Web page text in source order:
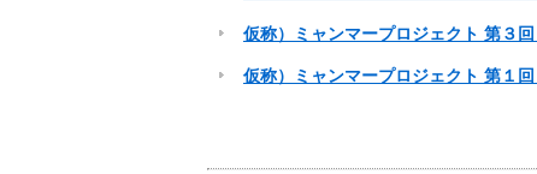
仮称）ミャンマープロジェクト 第３
仮称）ミャンマープロジェクト 第１